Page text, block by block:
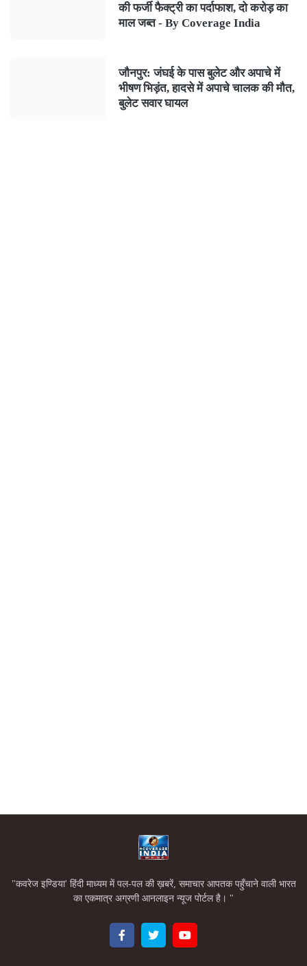
की फर्जी फैक्ट्री का पर्दाफाश, दो करोड़ का
माल जब्त - By Coverage India
जौनपुर: जंघई के पास बुलेट और अपाचे में
भीषण भिड़ंत, हादसे में अपाचे चालक की मौत,
बुलेट सवार घायल
"कवरेज इण्डिया' हिंदी माध्यम में पल-पल की ख़बरें, समाचार आपतक पहुँचाने वाली भारत
का एकमात्र अग्रणी आनलाइन न्यूज पोर्टल है। "